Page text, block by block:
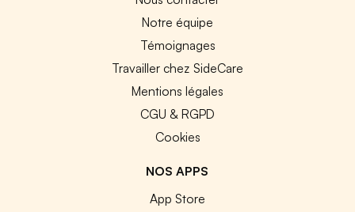
Notre équipe
Témoignages
Travailler chez SideCare
Mentions légales
CGU & RGPD
Cookies
NOS APPS
App Store